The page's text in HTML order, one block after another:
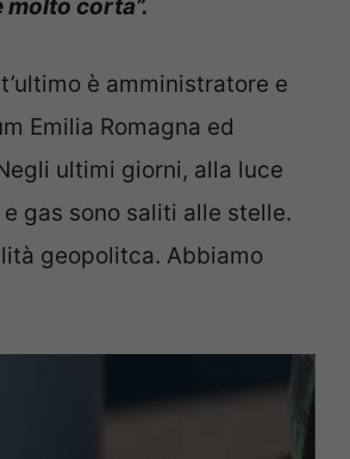
corta”.
è amministratore e
Emilia Romagna ed
ultimi giorni, alla luce
gas sono saliti alle stelle.
geopolitca. Abbiamo